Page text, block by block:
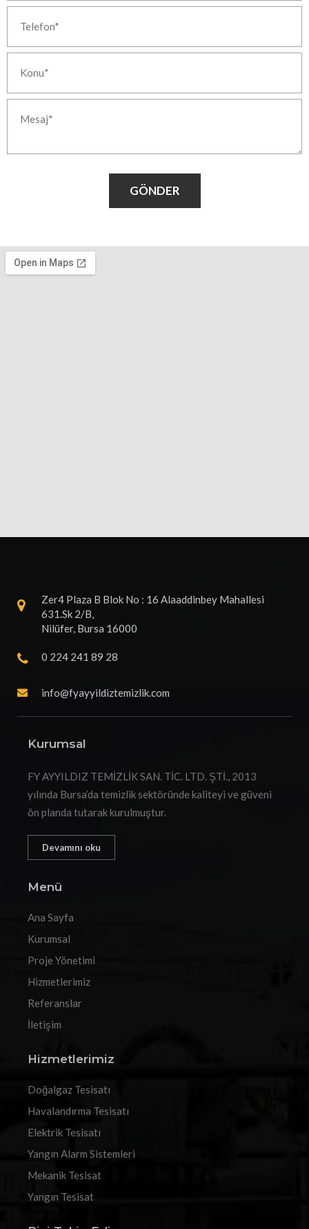
Zer4 Plaza B Blok No : 16 Alaaddinbey Mahallesi
631.Sk 2/B,
Nilüfer, Bursa 16000
0 224 241 89 28
info@fyayyildiztemizlik.com
Kurumsal
FY AYYILDIZ TEMİZLİK SAN. TİC. LTD. ŞTİ., 2013
yılında Bursa’da temizlik sektöründe kaliteyi ve güveni
ön planda tutarak kurulmuştur.
Devamını oku
Menü
Ana Sayfa
Kurumsal
Proje Yönetimi
Hizmetlerimiz
Referanslar
İletişim
Hizmetlerimiz
Doğalgaz Tesisatı
Havalandırma Tesisatı
Elektrik Tesisatı
Yangın Alarm Sistemleri
Mekanik Tesisat
Yangın Tesisat